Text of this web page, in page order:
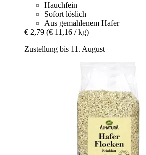
Hauchfein
Sofort löslich
Aus gemahlenem Hafer
€ 2,79 (€ 11,16 / kg)
Zustellung bis 11. August